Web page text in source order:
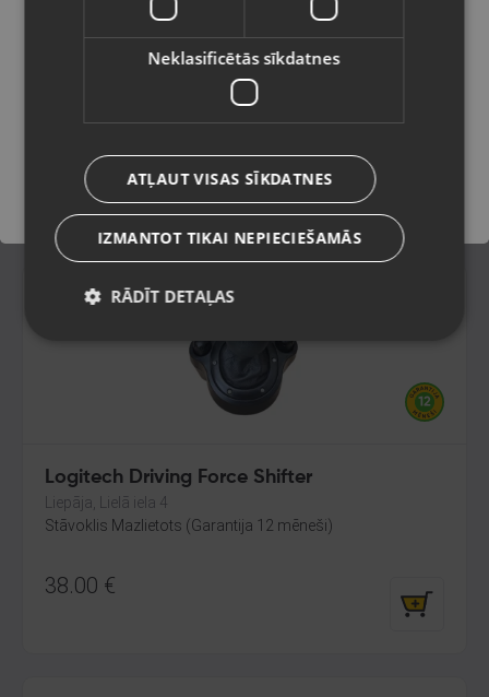
Logitech Driving Force Shifter
Liepāja, Lielā iela 4
Stāvoklis Mazlietots (Garantija 12 mēneši)
38.00 €
Saglabāt
Neklasificētās sīkdatnes
ATĻAUT VISAS SĪKDATNES
IZMANTOT TIKAI NEPIECIEŠAMĀS
RĀDĪT DETAĻAS